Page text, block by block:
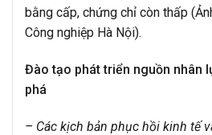
bằng cấp, chứng chỉ còn thấp
Công nghiệp Hà Nội).
Đào tạo phát triển nguồn nhân
phá
– Các kịch bản phục hồi kinh tế